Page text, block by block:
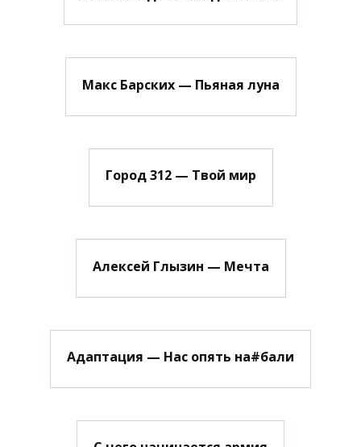
Макс Барских — Пьяная луна
Город 312 — Твой мир
Алексей Глызин — Мечта
Адаптация — Нас опять на#бали